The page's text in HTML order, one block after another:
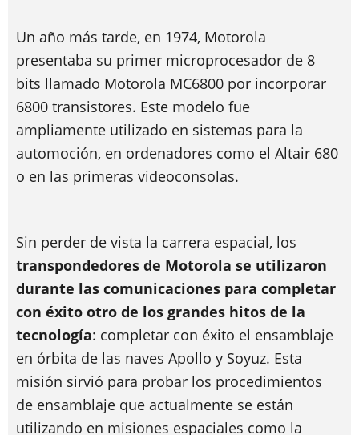
Un año más tarde, en 1974, Motorola
presentaba su primer microprocesador de 8
bits llamado Motorola MC6800 por incorporar
6800 transistores. Este modelo fue
ampliamente utilizado en sistemas para la
automoción, en ordenadores como el Altair 680
o en las primeras videoconsolas.
Sin perder de vista la carrera espacial, los
transpondedores de Motorola se utilizaron
durante las comunicaciones para completar
con éxito otro de los grandes hitos de la
tecnología: completar con éxito el ensamblaje
en órbita de las naves Apollo y Soyuz. Esta
misión sirvió para probar los procedimientos
de ensamblaje que actualmente se están
utilizando en misiones espaciales como la